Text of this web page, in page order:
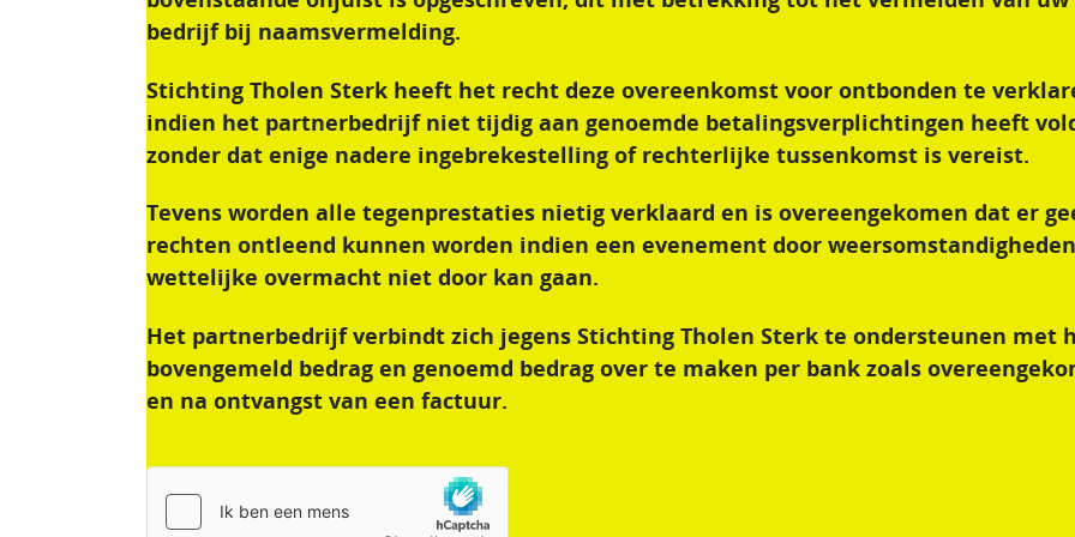
bedrijf bij naamsvermelding.
Stichting Tholen Sterk heeft het recht deze overeenkomst voor ontbonden te
indien het partnerbedrijf niet tijdig aan genoemde betalingsverplichtingen heeft
zonder dat enige nadere ingebrekestelling of rechterlijke tussenkomst is vereist.
Tevens worden alle tegenprestaties nietig verklaard en is overeengekomen dat er
rechten ontleend kunnen worden indien een evenement door
wettelijke overmacht niet door kan gaan.
Het partnerbedrijf verbindt zich jegens Stichting Tholen Sterk te ondersteunen met
bovengemeld bedrag en genoemd bedrag over te maken per bank zoals
en na ontvangst van een factuur.